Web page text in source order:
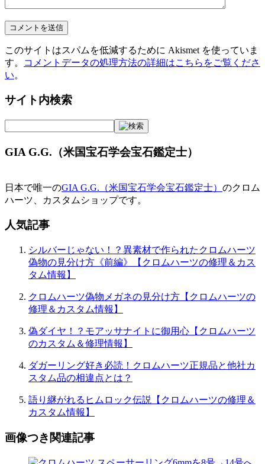
このサイトはスパムを低減するために Akismet を使っていま
す。
コメントデータの処理方法の詳細はこちらをご覧くださ
い。
サイト内検索
GIA G.G.（米国宝石学会宝石鑑定士）
日本で唯一のGIA G.G.（米国宝石学会宝石鑑定士） のクロム
ハーツ、カスタムショップです。
人気記事
シルバーじゃない！？異素材で作られたクロムハーツ
偽物の見分け方《前編》【クロムハーツの修理＆カス
タム情報】
クロムハーツ偽物メガネの見分け方【クロムハーツの
修理＆カスタム情報】
偽ダイヤ！？モアッサナイトに御用心【クロムハーツ
のカスタム＆修理情報】
ダガーリング好き必読！クロムハーツ正規品と他社カ
スタム品の相違点とは？
語り継がれるヒムロック伝説【クロムハーツの修理＆
カスタム情報】
画像つき関連記事